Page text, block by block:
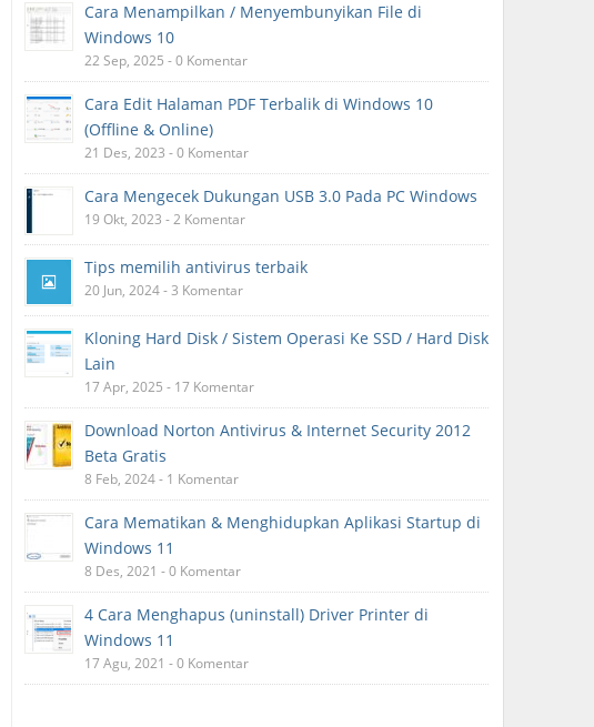
Cara Menampilkan / Menyembunyikan File di
Windows 10
22 Sep, 2025 - 0 Komentar
Cara Edit Halaman PDF Terbalik di Windows 10
(Offline & Online)
21 Des, 2023 - 0 Komentar
Cara Mengecek Dukungan USB 3.0 Pada PC Windows
19 Okt, 2023 - 2 Komentar
Tips memilih antivirus terbaik
20 Jun, 2024 - 3 Komentar
Kloning Hard Disk / Sistem Operasi Ke SSD / Hard Disk
Lain
17 Apr, 2025 - 17 Komentar
Download Norton Antivirus & Internet Security 2012
Beta Gratis
8 Feb, 2024 - 1 Komentar
Cara Mematikan & Menghidupkan Aplikasi Startup di
Windows 11
8 Des, 2021 - 0 Komentar
4 Cara Menghapus (uninstall) Driver Printer di
Windows 11
17 Agu, 2021 - 0 Komentar